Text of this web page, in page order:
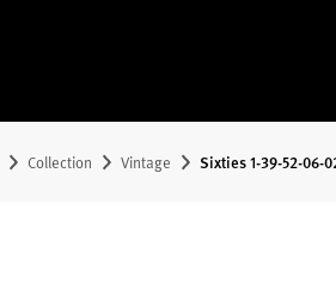
Collection Vintage Sixties 1-39-52-06-